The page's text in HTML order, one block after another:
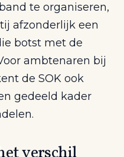
te organiseren,
afzonderlijk een
botst met de
ambtenaren bij
de SOK ook
gedeeld kader